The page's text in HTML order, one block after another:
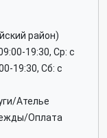
район)
19:30, Ср: c
19:30, Сб: c
Ателье
Оплата